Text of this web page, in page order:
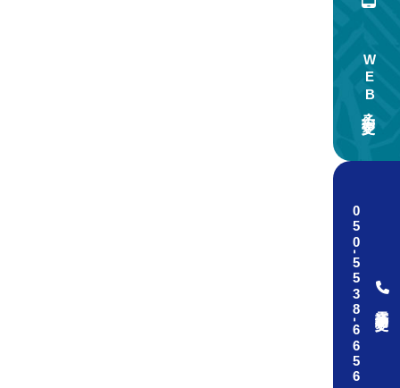
WEB予約・変更
050
-
5538
-
6656（予約専用）